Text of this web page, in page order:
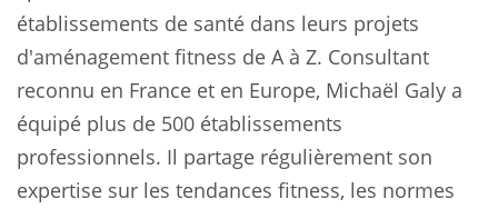
établissements de santé dans leurs projets
d'aménagement fitness de A à Z. Consultant
reconnu en France et en Europe, Michaël Galy a
équipé plus de 500 établissements
professionnels. Il partage régulièrement son
expertise sur les tendances fitness, les normes